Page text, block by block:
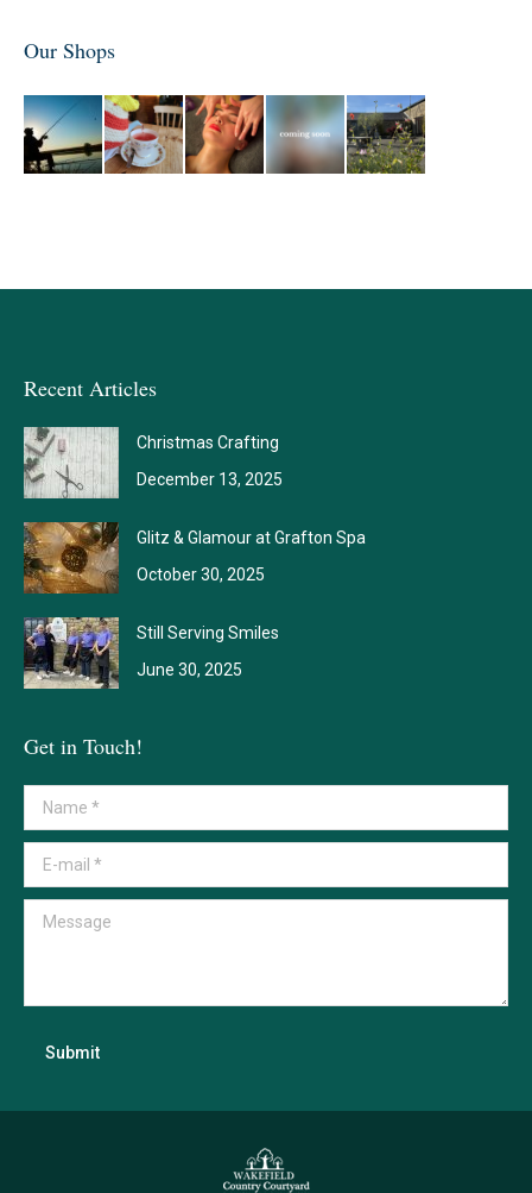
Our Shops
Recent Articles
Christmas Crafting
December 13, 2025
Glitz & Glamour at Grafton Spa
October 30, 2025
Still Serving Smiles
June 30, 2025
Get in Touch!
Name *
E-mail *
Message
Submit